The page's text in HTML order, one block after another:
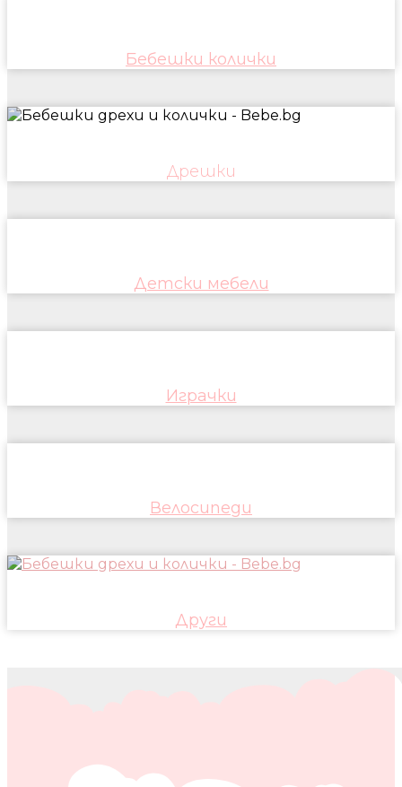
Бебешки колички
Дрешки
Детски мебели
Играчки
Велосипеди
Други